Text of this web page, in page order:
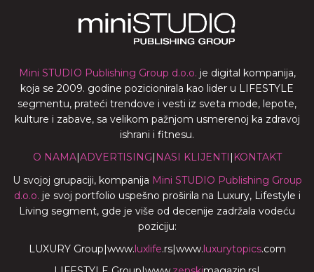
Mini STUDIO Publishing Group d.o.o. je digital kompanija,
koja se 2009. godine pozicionirala kao lider u LIFESTYLE
segmentu, prateći trendove i vesti iz sveta mode, lepote,
kulture i zabave, sa velikom pažnjom usmerenoj ka zdravoj
ishrani i fitnesu.
O NAMA|ADVERTISING| NASI KLIJENTI | KONTAKT
U svojoj grupaciji, kompanija Mini STUDIO Publishing Group
d.o.o. je svoj portfolio uspešno proširila na Luxury, Lifestyle i
Living segment, gde je više od decenije zadržala vodeću
poziciju:
LUXURY Group|www.luxlife.rs|www.luxurytopics.com